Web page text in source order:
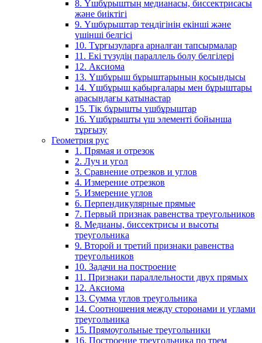
8. Үшбұрыштың медианасы, биссектрисасы
және биіктігі
9. Үшбұрыштар теңдігінің екінші және
үшінші белгісі
10. Тұрғызуларға арналған тапсырмалар
11. Екі түзудің параллель болу белгілері
12. Аксиома
13. Үшбұрыш бұрыштарының қосындысы
14. Үшбұрыш қабырғалары мен бұрыштары
арасындағы қатынастар
15. Тік бұрышты үшбұрыштар
16. Үшбұрышты үш элементі бойынша
тұрғызу
Геометрия рус
1. Прямая и отрезок
2. Луч и угол
3. Сравнение отрезков и углов
4. Измерение отрезков
5. Измерение углов
6. Перпендикулярные прямые
7. Первый признак равенства треугольников
8. Медианы, биссектрисы и высоты
треугольника
9. Второй и третий признаки равенства
треугольников
10. Задачи на построение
11. Признаки параллельности двух прямых
12. Аксиома
13. Сумма углов треугольника
14. Соотношения между сторонами и углами
треугольника
15. Прямоугольные треугольники
16. Построение треугольника по трем